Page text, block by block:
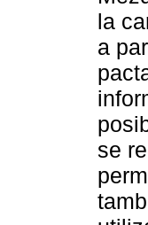
la
a
se